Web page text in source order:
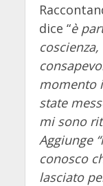
dice “è
momento
state
mi sono
Aggiunge
conosco
lasciato